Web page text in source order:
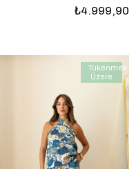
₺4.999,90
Tükenmek
Üzere